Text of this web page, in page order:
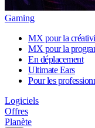
Gaming
MX pour la
MX pour la
En déplacement
Ultimate Ears
Pour les
Logiciels
Offres
Planète